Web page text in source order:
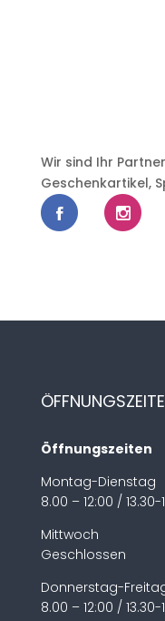
Wir sind Ihr
Geschenkartikel,
Öffnungszeiten
Montag-Dienstag
8.00 – 12:00 / 13.30-
Mittwoch
Geschlossen
Donnerstag-
8.00 – 12:00 / 13.30-